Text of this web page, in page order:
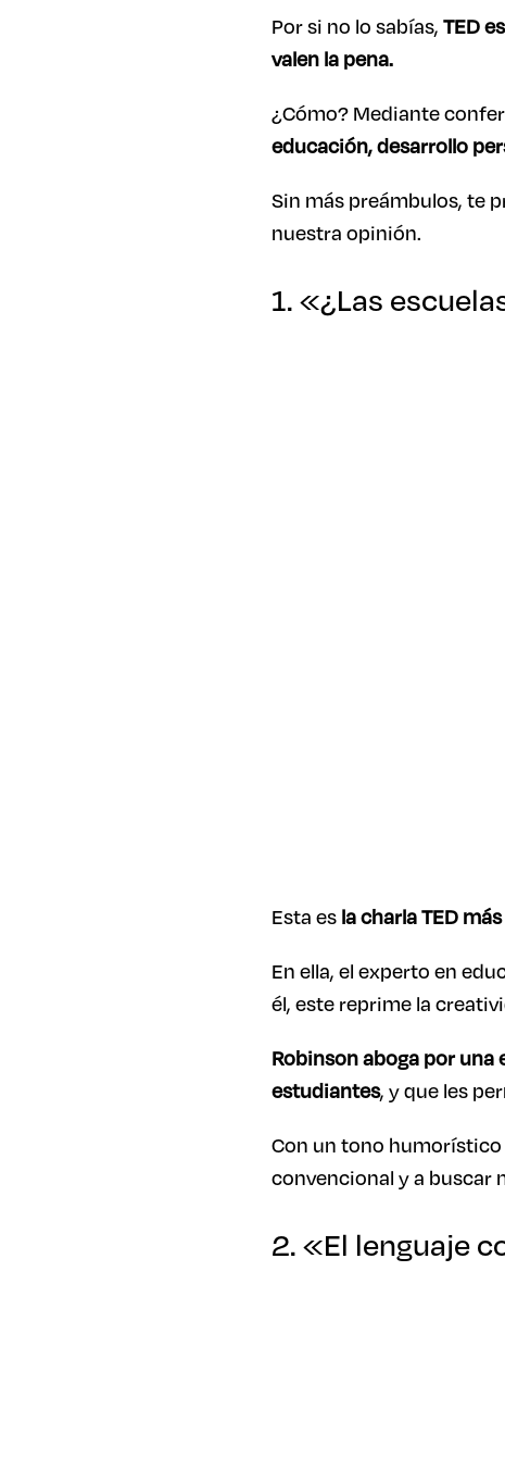
Por si no lo sabías,TED
valen la pena.
¿Cómo? Mediante
educación, desarrollo
Sin más preámbulos, te
nuestra opinión.
1. «¿Las
Esta esla charla TED
En ella, el experto en
él, este reprime la
Robinson aboga por
estudiantes, y que les
Con un tono humorístico
convencional y a buscar
2. «El lenguaje